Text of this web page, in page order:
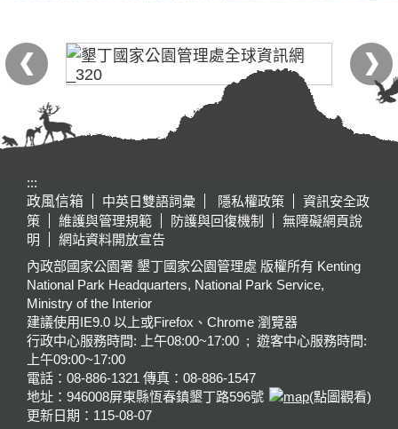
:::
政風信箱
中英日雙語詞彙 隱私權政策
資訊安全政
策
維護與管理規範 防護與回復機制
無障礙網頁說
明
網站資料開放宣告
內政部國家公園署 墾丁國家公園管理處 版權所有 Kenting
National Park Headquarters, National Park Service,
Ministry of the Interior
建議使用IE9.0 以上或Firefox、Chrome 瀏覽器
行政中心服務時間: 上午08:00~17:00 ; 遊客中心服務時間:
上午09:00~17:00
電話：08-886-1321 傳真：08-886-1547
地址：946008屏東縣恆春鎮墾丁路596號
(點圖觀看)
更新日期： 115-08-07